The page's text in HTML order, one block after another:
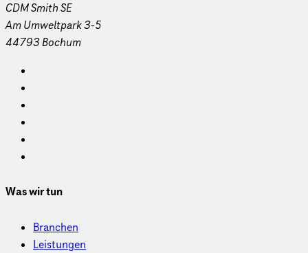
CDM Smith SE
Am Umweltpark 3-5
44793 Bochum
Was wir tun
Branchen
Leistungen